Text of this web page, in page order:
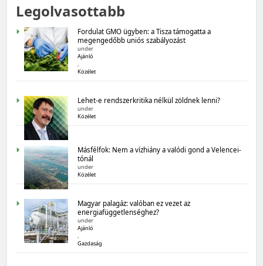
Magyarország számokban: Fogyasztói bizalom,
gazdasági várakozások
MAGYARORSZÁG SZÁMOKBAN
Magyarország számokban: Államadósság
Legolvasottabb
Fordulat GMO ügyben: a Tisza támogatta a
megengedőbb uniós szabályozást
under
Ajánló
,
Közélet
Lehet-e rendszerkritika nélkül zöldnek lenni?
under
Közélet
Másfélfok: Nem a vízhiány a valódi gond a Velencei-
tónál
under
Közélet
Magyar palagáz: valóban ez vezet az
energiafüggetlenséghez?
under
Ajánló
,
Gazdaság